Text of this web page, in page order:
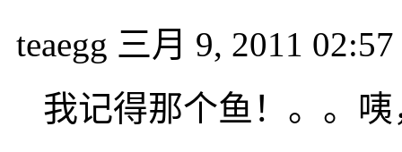
teaegg 三月 9, 2011 02:57
我记得那个鱼！。。